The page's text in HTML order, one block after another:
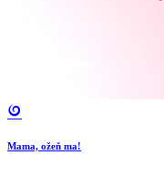
Mama, ožeň ma!